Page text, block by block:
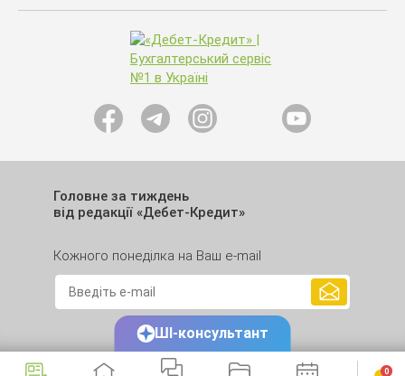
Головне за тиждень
від редакції «Дебет-Кредит»
Кожного понеділка на Ваш e-mail
0
ШІ-консультант